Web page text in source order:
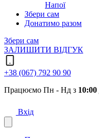
Напої
Збери сам
Донатимо разом
Збери сам
ЗАЛИШИТИ ВІДГУК
+38 (067) 792 90 90
Працюємо Пн - Нд з 10:00
Вхід